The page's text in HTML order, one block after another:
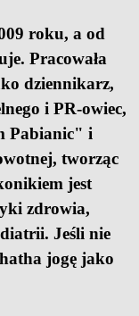
roku, a od
Pracowała
dziennikarz,
i PR-owiec,
Pabianic" i
tworząc
jest
zdrowia,
Jeśli nie
jogę jako